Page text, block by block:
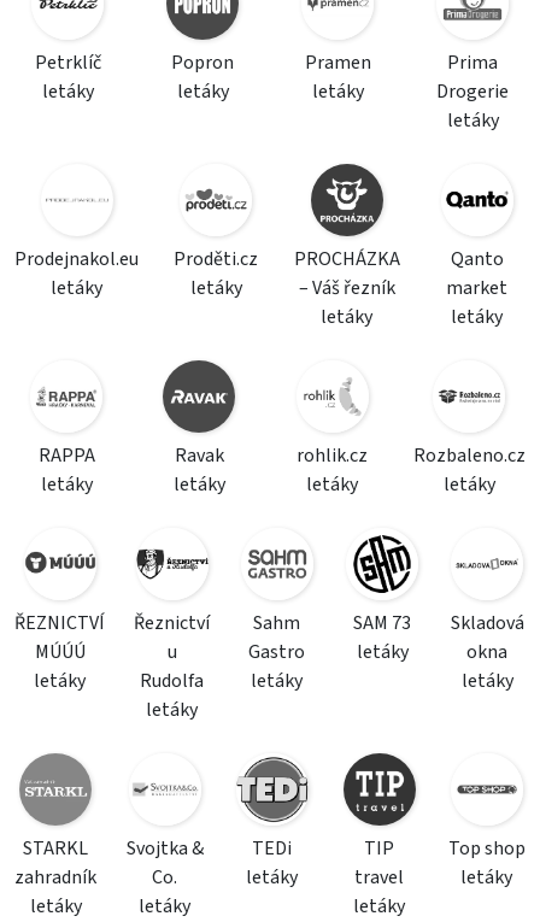
Petrklíč
letáky
Popron
letáky
Pramen
letáky
Prima
Drogerie
letáky
Prodejnakol.eu
letáky
Proděti.cz
letáky
PROCHÁZKA
– Váš řezník
letáky
Qanto
market
letáky
RAPPA
letáky
Ravak
letáky
rohlik.cz
letáky
Rozbaleno.cz
letáky
ŘEZNICTVÍ
MÚÚÚ
letáky
Řeznictví
u
Rudolfa
letáky
Sahm
Gastro
letáky
SAM 73
letáky
Skladová
okna
letáky
STARKL
zahradník
letáky
Svojtka &
Co.
letáky
TEDi
letáky
TIP
travel
letáky
Top shop
letáky